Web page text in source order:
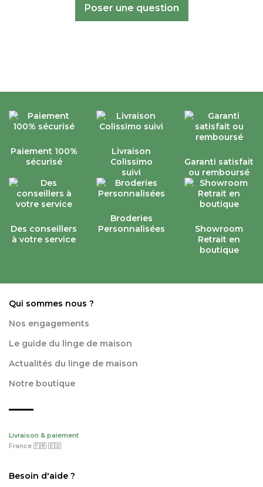
Poser une question
Paiement 100%
sécurisé
Livraison
Colissimo
suivi
Garanti satisfait
ou remboursé
Des conseillers
à votre service
Broderies
Personnalisées
Showroom
Retrait en
boutique
Qui sommes nous ?
Nos engagements
Le guide du linge de maison
Actualités du linge de maison
Notre boutique
Livraison & paiement
France 🇫🇷 🇪🇺
Besoin d'aide ?